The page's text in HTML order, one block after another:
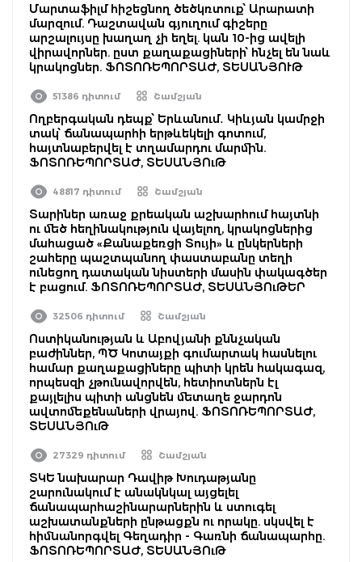
Մարտաֆիլմ հիշեցնող ծեծկռտուք՝ Արարատի
մարզում. Դաշտավան գյուղում գիշերը
արշալույսը խաղաղ չի եղել. կան 10-ից ավելի
վիրավորներ. ըստ քաղաքացիների՝ հնչել են նաև
կրակոցներ. ՖՈՏՈՌԵՊՈՐՏԱԺ, ՏԵՍԱՆՅՈՒԹ
51386 դիտում Շամշյան
Ողբերգական դեպք՝ Երևանում․ Կիևյան կամրջի
տակ՝ ճանապարհի երթևեկելի գոտում,
հայտնաբերվել է տղամարդու մարմին.
ՖՈՏՈՌԵՊՈՐՏԱԺ, ՏԵՍԱՆՅՈւԹ
48817 դիտում Շամշյան
Տարիներ առաջ քրեական աշխարհում հայտնի
ու մեծ հեղինակություն վայելող, կրակոցներից
մահացած «Քանաքեռցի Տույի» և ընկերների
շահերը պաշտպանող փաստաբանը տեղի
ունեցող դատական նիստերի մասին փակագծեր
է բացում. ՖՈՏՈՌԵՊՈՐՏԱԺ, ՏԵՍԱՆՅՈւԹԵՐ
32506 դիտում Շամշյան
Ոստիկանության և Աբովյանի քննչական
բաժիններ, ՊԾ Կոտայքի գումարտակ հասնելու
համար քաղաքացիները պիտի կրեն հակագազ,
որպեսզի չթունավորվեն, հետիոտներն էլ
քայլելիս պիտի անցնեն մետաղե ջարդոն
ավտոմեքենաների վրայով. ՖՈՏՈՌԵՊՈՐՏԱԺ,
ՏԵՍԱՆՅՈւԹ
27329 դիտում Շամշյան
ՏԿԵ նախարար Դավիթ Խուդաթյանը
շարունակում է անակնկալ այցելել
ճանապարհաշինարարներին և ստուգել
աշխատանքների ընթացքն ու որակը. սկսվել է
հիմնանորգվել Գեղադիր - Գառնի ճանապարհը.
ՖՈՏՈՌԵՊՈՐՏԱԺ, ՏԵՍԱՆՅՈւԹ